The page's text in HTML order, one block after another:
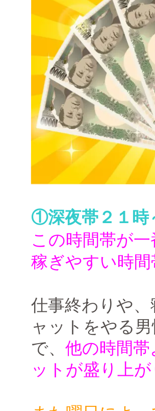
①深夜帯２１時
この時間帯が
稼ぎやすい時間
仕事終わりや
ャットをやる
で、他の時間
ットが盛り上